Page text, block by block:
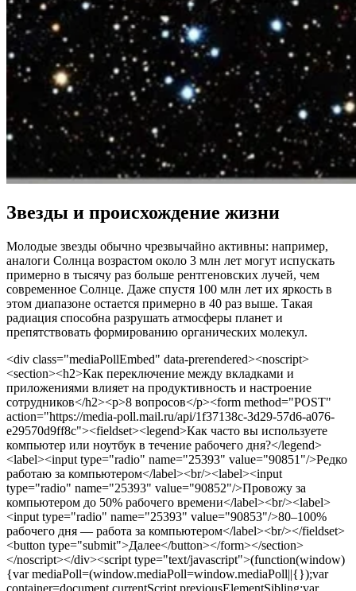
Звезды и происхождение жизни
Молодые звезды обычно чрезвычайно активны: например,
аналоги Солнца возрастом около 3 млн лет могут испускать
примерно в тысячу раз больше рентгеновских лучей, чем
современное Солнце. Даже спустя 100 млн лет их яркость в
этом диапазоне остается примерно в 40 раз выше. Такая
радиация способна разрушать атмосферы планет и
препятствовать формированию органических молекул.
<div class="mediaPollEmbed" data-prerendered><noscript>
<section><h2>Как переключение между вкладками и
приложениями влияет на продуктивность и настроение
сотрудников</h2><p>8 вопросов</p><form method="POST"
action="https://media-poll.mail.ru/api/1f37138c-3d29-57d6-a076-
e29570d9ff8c"><fieldset><legend>Как часто вы используете
компьютер или ноутбук в течение рабочего дня?</legend>
<label><input type="radio" name="25393" value="90851"/>Редко
работаю за компьютером</label><br/><label><input
type="radio" name="25393" value="90852"/>Провожу за
компьютером до 50% рабочего времени</label><br/><label>
<input type="radio" name="25393" value="90853"/>80–100%
рабочего дня — работа за компьютером</label><br/></fieldset>
<button type="submit">Далее</button></form></section>
</noscript></div><script type="text/javascript">(function(window)
{var mediaPoll=(window.mediaPoll=window.mediaPoll||{});var